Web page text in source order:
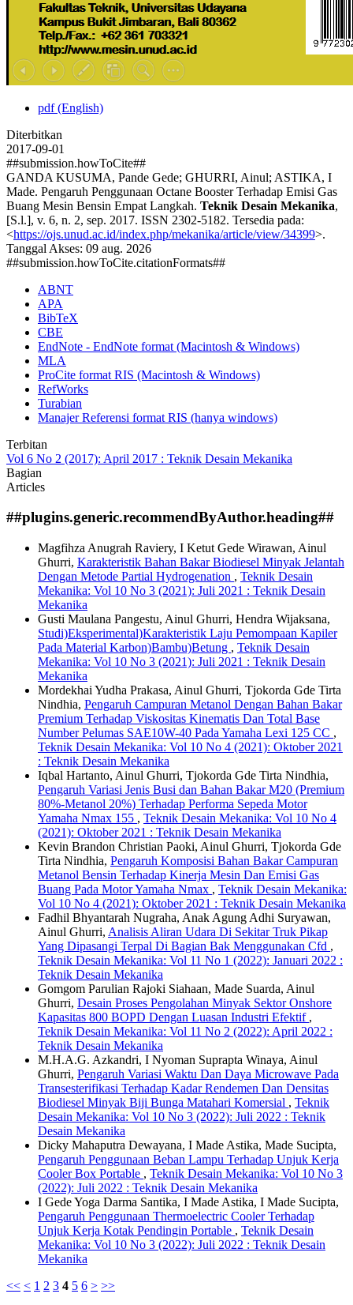
pdf (English)
Diterbitkan
2017-09-01
##submission.howToCite##
GANDA KUSUMA, Pande Gede; GHURRI, Ainul; ASTIKA, I
Made. Pengaruh Penggunaan Octane Booster Terhadap Emisi Gas
Buang Mesin Bensin Empat Langkah. Teknik Desain Mekanika,
[S.l.], v. 6, n. 2, sep. 2017. ISSN 2302-5182. Tersedia pada:
<https://ojs.unud.ac.id/index.php/mekanika/article/view/34399>.
Tanggal Akses: 09 aug. 2026
##submission.howToCite.citationFormats##
ABNT
APA
BibTeX
CBE
EndNote - EndNote format (Macintosh & Windows)
MLA
ProCite format RIS (Macintosh & Windows)
RefWorks
Turabian
Manajer Referensi format RIS (hanya windows)
Terbitan
Vol 6 No 2 (2017): April 2017 : Teknik Desain Mekanika
Bagian
Articles
##plugins.generic.recommendByAuthor.heading##
Magfihza Anugrah Raviery, I Ketut Gede Wirawan, Ainul
Ghurri, Karakteristik Bahan Bakar Biodiesel Minyak Jelantah
Dengan Metode Partial Hydrogenation , Teknik Desain
Mekanika: Vol 10 No 3 (2021): Juli 2021 : Teknik Desain
Mekanika
Gusti Maulana Pangestu, Ainul Ghurri, Hendra Wijaksana,
Studi)Eksperimental)Karakteristik Laju Pemompaan Kapiler
Pada Material Karbon)Bambu)Betung , Teknik Desain
Mekanika: Vol 10 No 3 (2021): Juli 2021 : Teknik Desain
Mekanika
Mordekhai Yudha Prakasa, Ainul Ghurri, Tjokorda Gde Tirta
Nindhia, Pengaruh Campuran Metanol Dengan Bahan Bakar
Premium Terhadap Viskositas Kinematis Dan Total Base
Number Pelumas SAE10W-40 Pada Yamaha Lexi 125 CC ,
Teknik Desain Mekanika: Vol 10 No 4 (2021): Oktober 2021
: Teknik Desain Mekanika
Iqbal Hartanto, Ainul Ghurri, Tjokorda Gde Tirta Nindhia,
Pengaruh Variasi Jenis Busi dan Bahan Bakar M20 (Premium
80%-Metanol 20%) Terhadap Performa Sepeda Motor
Yamaha Nmax 155 , Teknik Desain Mekanika: Vol 10 No 4
(2021): Oktober 2021 : Teknik Desain Mekanika
Kevin Brandon Christian Paoki, Ainul Ghurri, Tjokorda Gde
Tirta Nindhia, Pengaruh Komposisi Bahan Bakar Campuran
Metanol Bensin Terhadap Kinerja Mesin Dan Emisi Gas
Buang Pada Motor Yamaha Nmax , Teknik Desain Mekanika:
Vol 10 No 4 (2021): Oktober 2021 : Teknik Desain Mekanika
Fadhil Bhyantarah Nugraha, Anak Agung Adhi Suryawan,
Ainul Ghurri, Analisis Aliran Udara Di Sekitar Truk Pikap
Yang Dipasangi Terpal Di Bagian Bak Menggunakan Cfd ,
Teknik Desain Mekanika: Vol 11 No 1 (2022): Januari 2022 :
Teknik Desain Mekanika
Gomgom Parulian Rajoki Siahaan, Made Suarda, Ainul
Ghurri, Desain Proses Pengolahan Minyak Sektor Onshore
Kapasitas 800 BOPD Dengan Luasan Industri Efektif ,
Teknik Desain Mekanika: Vol 11 No 2 (2022): April 2022 :
Teknik Desain Mekanika
M.H.A.G. Azkandri, I Nyoman Suprapta Winaya, Ainul
Ghurri, Pengaruh Variasi Waktu Dan Daya Microwave Pada
Transesterifikasi Terhadap Kadar Rendemen Dan Densitas
Biodiesel Minyak Biji Bunga Matahari Komersial , Teknik
Desain Mekanika: Vol 10 No 3 (2022): Juli 2022 : Teknik
Desain Mekanika
Dicky Mahaputra Dewayana, I Made Astika, Made Sucipta,
Pengaruh Penggunaan Beban Lampu Terhadap Unjuk Kerja
Cooler Box Portable , Teknik Desain Mekanika: Vol 10 No 3
(2022): Juli 2022 : Teknik Desain Mekanika
I Gede Yoga Darma Santika, I Made Astika, I Made Sucipta,
Pengaruh Penggunaan Thermoelectric Cooler Terhadap
Unjuk Kerja Kotak Pendingin Portable , Teknik Desain
Mekanika: Vol 10 No 3 (2022): Juli 2022 : Teknik Desain
Mekanika
<< < 1 2 3 4 5 6 > >>